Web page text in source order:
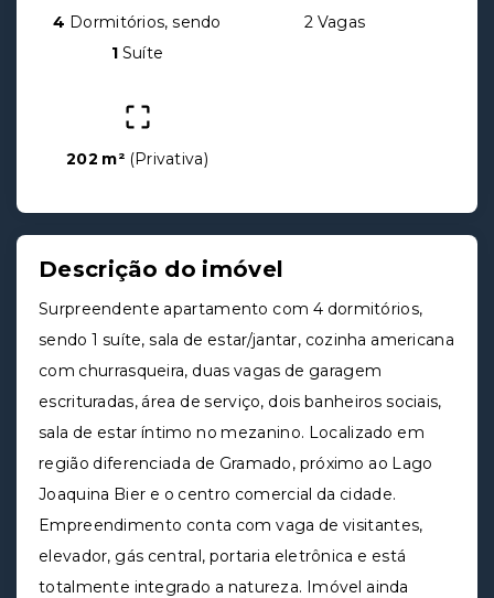
4 Dormitórios, sendo
1 Suíte
2 Vagas
202 m² (Privativa)
Descrição do imóvel
Surpreendente apartamento com 4 dormitórios,
sendo 1 suíte, sala de estar/jantar, cozinha americana
com churrasqueira, duas vagas de garagem
escrituradas, área de serviço, dois banheiros sociais,
sala de estar íntimo no mezanino. Localizado em
região diferenciada de Gramado, próximo ao Lago
Joaquina Bier e o centro comercial da cidade.
Empreendimento conta com vaga de visitantes,
elevador, gás central, portaria eletrônica e está
totalmente integrado a natureza. Imóvel ainda